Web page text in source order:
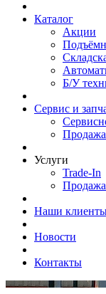
Каталог
Акции
Б/У
Сервис и
Продажа
Услуги
Trade-In
Наши
Новости
Контакты